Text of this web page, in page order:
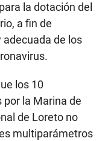
la dotación del
a fin de
de los
los 10
la Marina de
de Loreto no
multiparámetros